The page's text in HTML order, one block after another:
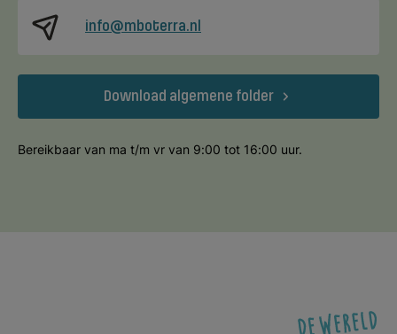
info@mboterra.nl
Download algemene folder
Bereikbaar van ma t/m vr van 9:00 tot 16:00 uur.